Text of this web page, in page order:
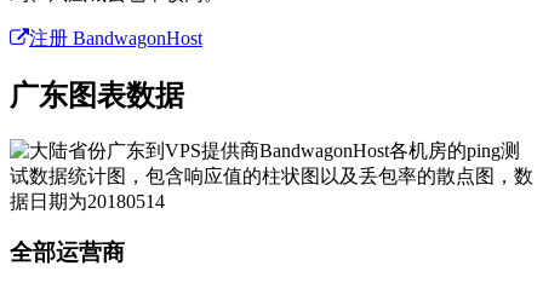
注册 BandwagonHost
广东图表数据
全部运营商